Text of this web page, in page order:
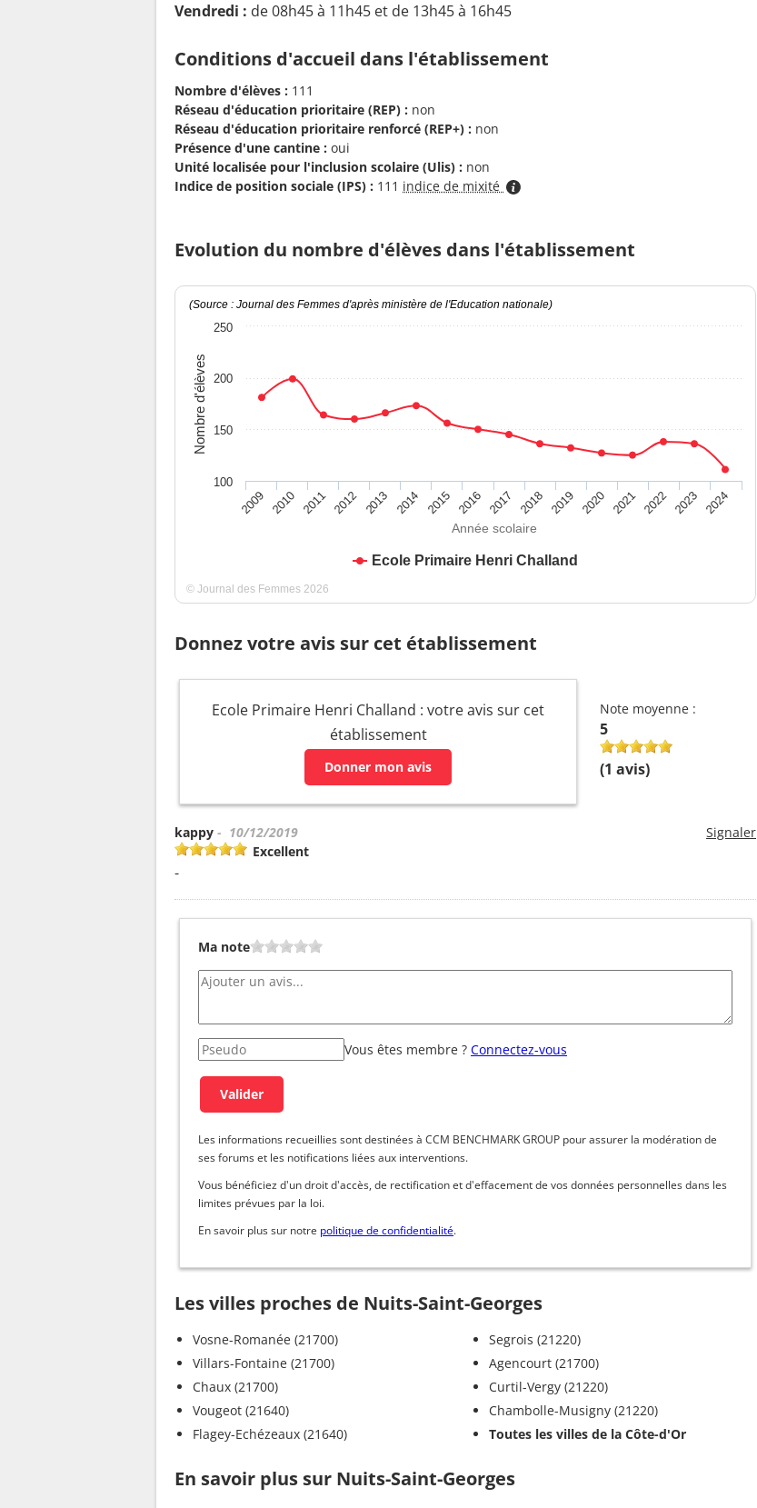
Vendredi : de 08h45 à 11h45 et de 13h45 à 16h45
Conditions d'accueil dans l'établissement
Nombre d'élèves : 111
Réseau d'éducation prioritaire (REP) : non
Réseau d'éducation prioritaire renforcé (REP+) : non
Présence d'une cantine : oui
Unité localisée pour l'inclusion scolaire (Ulis) : non
Indice de position sociale (IPS) : 111 indice de mixité
Evolution du nombre d'élèves dans l'établissement
Année scolaire
Nombre d'élèves
(Source : Journal des Femmes d'après ministère de l'Education nationale)
Ecole Primaire Henri Challand
2009 2010 2011 2012 2013 2014 2015 2016 2017 2018 2019 2020 2021 2022 2023 2024
100
150
200
250
© Journal des Femmes 2026
Donnez votre avis sur cet établissement
Ecole Primaire Henri Challand : votre avis sur cet
établissement
Donner mon avis
Note moyenne :
5
(1 avis)
Signaler
kappy - 10/12/2019
Excellent
-
Ma note
Vous êtes membre ? Connectez-vous
Les informations recueillies sont destinées à CCM BENCHMARK GROUP pour assurer la modération de
ses forums et les notifications liées aux interventions.
Vous bénéficiez d'un droit d'accès, de rectification et d'effacement de vos données personnelles dans les
limites prévues par la loi.
En savoir plus sur notre politique de confidentialité.
Les villes proches de Nuits-Saint-Georges
Vosne-Romanée (21700)
Villars-Fontaine (21700)
Chaux (21700)
Vougeot (21640)
Flagey-Echézeaux (21640)
Segrois (21220)
Agencourt (21700)
Curtil-Vergy (21220)
Chambolle-Musigny (21220)
Toutes les villes de la Côte-d'Or
En savoir plus sur Nuits-Saint-Georges